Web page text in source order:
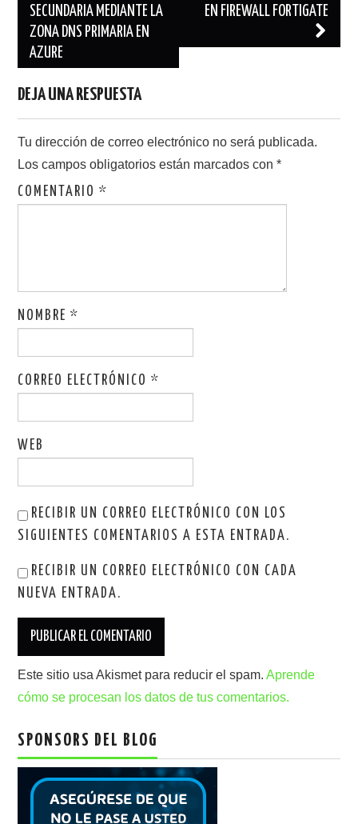
de
entradas
SECUNDARIA MEDIANTE LA
ZONA DNS PRIMARIA EN
AZURE
EN FIREWALL FORTIGATE
DEJA UNA RESPUESTA
Tu dirección de correo electrónico no será publicada.
Los campos obligatorios están marcados con*
COMENTARIO*
NOMBRE*
CORREO ELECTRÓNICO*
WEB
RECIBIR UN CORREO ELECTRÓNICO CON LOS
SIGUIENTES COMENTARIOS A ESTA ENTRADA.
RECIBIR UN CORREO ELECTRÓNICO CON CADA
NUEVA ENTRADA.
Este sitio usa Akismet para reducir el spam.Aprende
cómo se procesan los datos de tus comentarios.
SPONSORS DEL BLOG